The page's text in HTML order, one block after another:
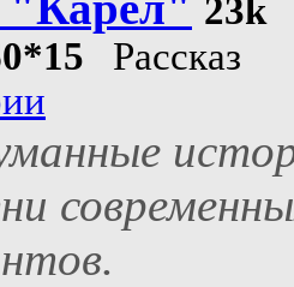
23k
Рассказ